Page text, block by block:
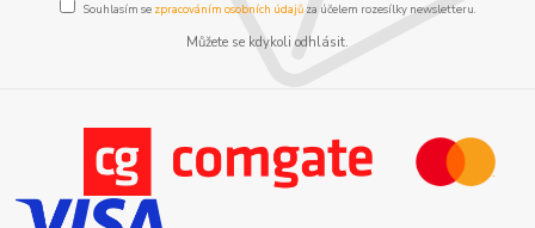
Souhlasím se zpracováním osobních údajůza účelem rozesílky newsletteru.
Můžete se kdykoli odhlásit.